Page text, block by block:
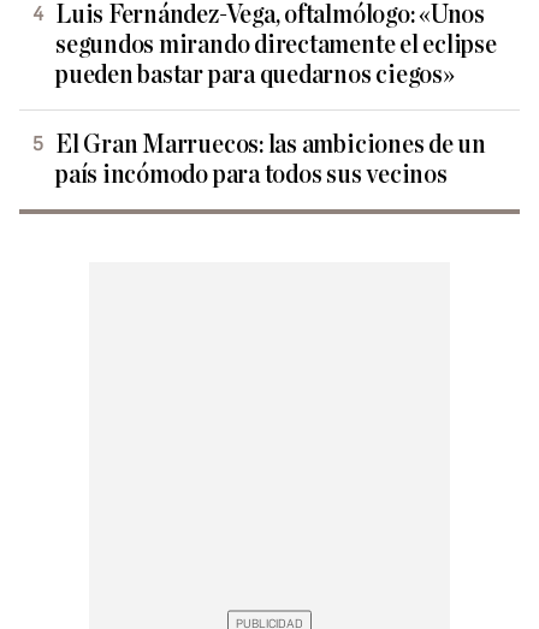
Luis Fernández-Vega, oftalmólogo: «Unos
segundos mirando directamente el eclipse
pueden bastar para quedarnos ciegos»
El Gran Marruecos: las ambiciones de un
país incómodo para todos sus vecinos